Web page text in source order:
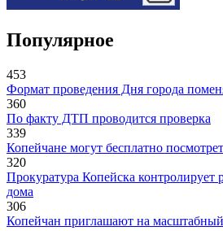
Популярное
453
Формат проведения Дня города
360
По факту ДТП проводится проверка
339
Копейчане могут бесплатно
320
Прокуратура Копейска контролирует
дома
306
Копейчан приглашают на